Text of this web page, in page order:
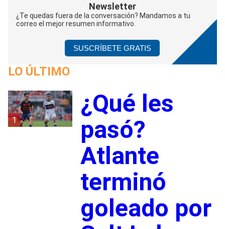
Newsletter
¿Te quedas fuera de la conversación? Mandamos a tu
correo el mejor resumen informativo.
SUSCRÍBETE GRATIS
LO ÚLTIMO
1
¿Qué les
pasó?
Atlante
terminó
goleado por